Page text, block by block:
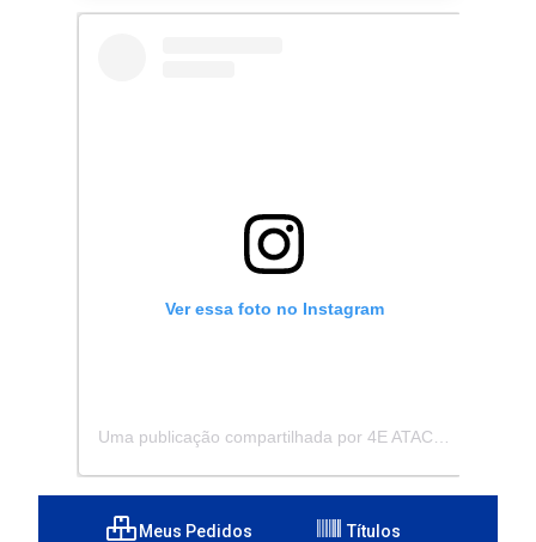
Ver essa foto no Instagram
Meus Pedidos Títulos